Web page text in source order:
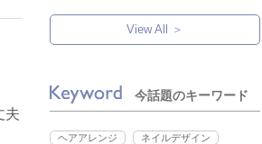
夫
View All ＞
今話題のキーワード
ヘアアレンジ ネイルデザイン